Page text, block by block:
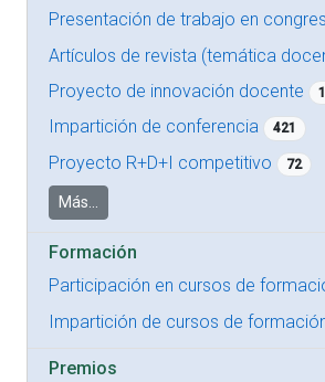
Presentación de trabajo en
Artículos de revista (temática
Proyecto de innovación docente
Impartición de conferencia 421
Proyecto R+D+I competitivo 72
Más...
Formación
Participación en cursos de
Impartición de cursos de
Premios